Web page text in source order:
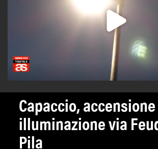
Capaccio, accensione
illuminazione via
Pila